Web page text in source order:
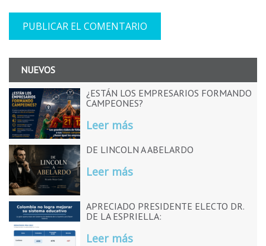
NUEVOS
¿ESTÁN LOS EMPRESARIOS FORMANDO
CAMPEONES?
Leer más
DE LINCOLN A ABELARDO
Leer más
APRECIADO PRESIDENTE ELECTO DR.
DE LA ESPRIELLA:
Leer más